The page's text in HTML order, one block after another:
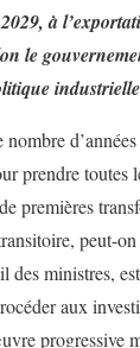
à
le
prendre toutes
premières
peut-
ministres,
aux
progressive